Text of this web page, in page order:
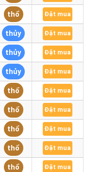
thổ Đặt mua
thủy Đặt mua
thủy Đặt mua
thủy Đặt mua
thổ Đặt mua
thổ Đặt mua
thổ Đặt mua
thổ Đặt mua
thổ Đặt mua